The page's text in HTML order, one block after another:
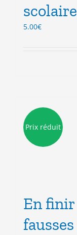
5.00€
Prix réduit
En finir